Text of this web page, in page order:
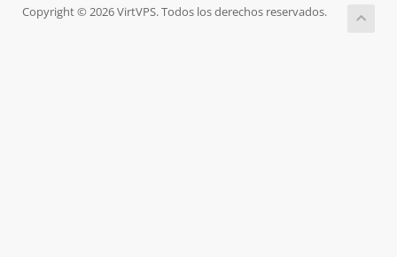
Copyright © 2026 VirtVPS. Todos los derechos reservados.